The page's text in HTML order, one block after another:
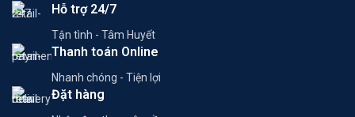
Hỗ trợ 24/7
Tận tình - Tâm Huyết
Thanh toán Online
Nhanh chóng - Tiện lợi
Đặt hàng